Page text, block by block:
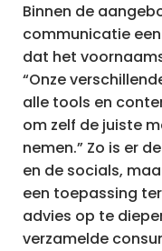
Binnen de
communicatie een
dat het
“Onze
alle tools en
om zelf de juiste
nemen.” Zo is er
en de socials,
een toepassing
advies op te
verzamelde